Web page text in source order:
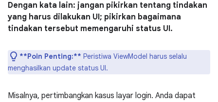
Dengan kata lain: jangan pikirkan tentang tindakan
yang harus dilakukan UI; pikirkan bagaimana
tindakan tersebut memengaruhi status UI.
**Poin Penting:** Peristiwa ViewModel harus selalu
menghasilkan update status UI.
Misalnya, pertimbangkan kasus layar login. Anda dapat